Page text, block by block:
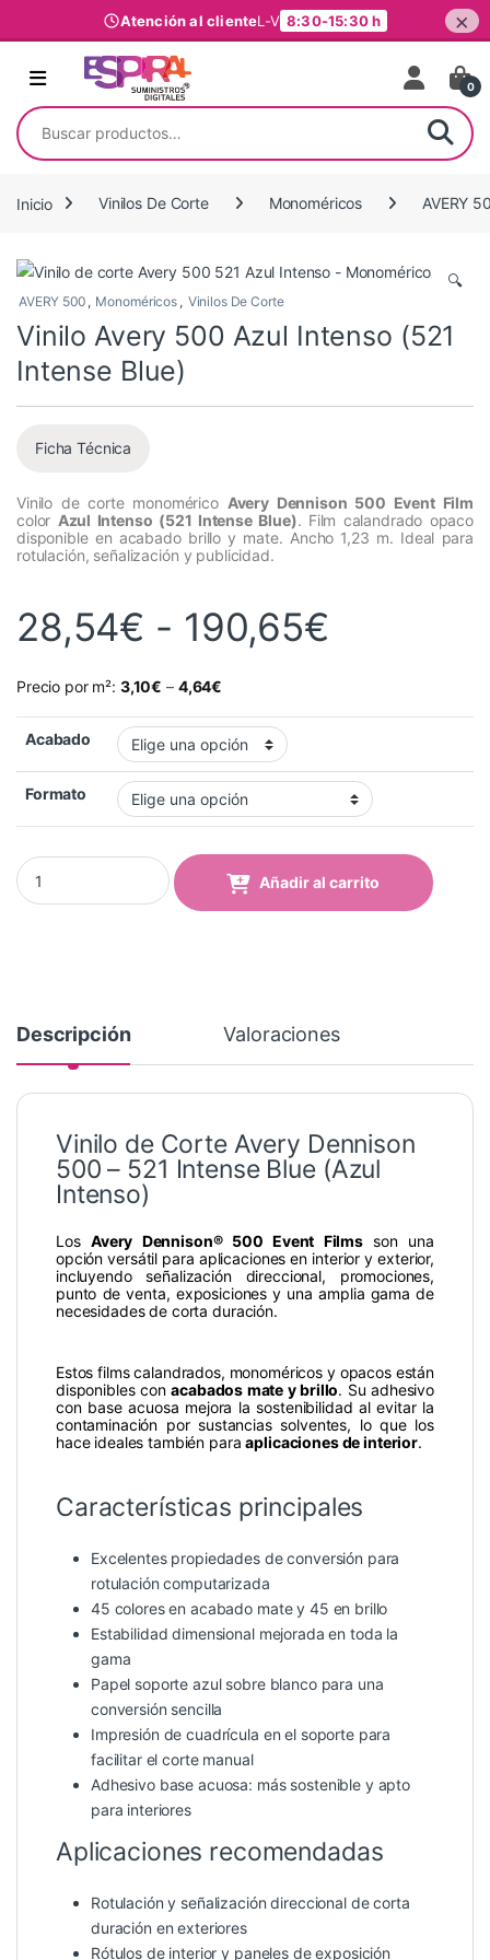
Atención al clienteL-V 8:30-15:30 h ×
Ir al contenido
0
Buscar por:
Inicio Vinilos De Corte Monoméricos AVERY
🔍
AVERY 500 , Monoméricos , Vinilos De Corte
Vinilo Avery 500 Azul Intenso (521
Intense Blue)
Ficha Técnica
Vinilo de corte monomérico Avery Dennison 500 Event Film
color Azul Intenso (521 Intense Blue). Film calandrado opaco
disponible en acabado brillo y mate. Ancho 1,23 m. Ideal para
rotulación, señalización y publicidad.
28,54€ - 190,65€
Precio por m²: 3,10€ – 4,64€
Acabado
Formato
Vinilo Avery 500 Azul Intenso (521 Intense Blue) quantity
Añadir al carrito
Descripción Valoraciones
Vinilo de Corte Avery Dennison
500 – 521 Intense Blue (Azul
Intenso)
LosAvery Dennison® 500 Event Filmsson una
opción versátil para aplicaciones en interior y exterior,
incluyendo señalización direccional, promociones,
punto de venta, exposiciones y una amplia gama de
necesidades de corta duración.
Estos films calandrados, monoméricos y opacos están
disponibles conacabados mate y brillo. Su adhesivo
con base acuosa mejora la sostenibilidad al evitar la
contaminación por sustancias solventes, lo que los
hace ideales también paraaplicaciones de interior.
Características principales
Excelentes propiedades de conversión para
rotulación computarizada
45 colores en acabado mate y 45 en brillo
Estabilidad dimensional mejorada en toda la
gama
Papel soporte azul sobre blanco para una
conversión sencilla
Impresión de cuadrícula en el soporte para
facilitar el corte manual
Adhesivo base acuosa: más sostenible y apto
para interiores
Aplicaciones recomendadas
Rotulación y señalización direccional de corta
duración en exteriores
Rótulos de interior y paneles de exposición